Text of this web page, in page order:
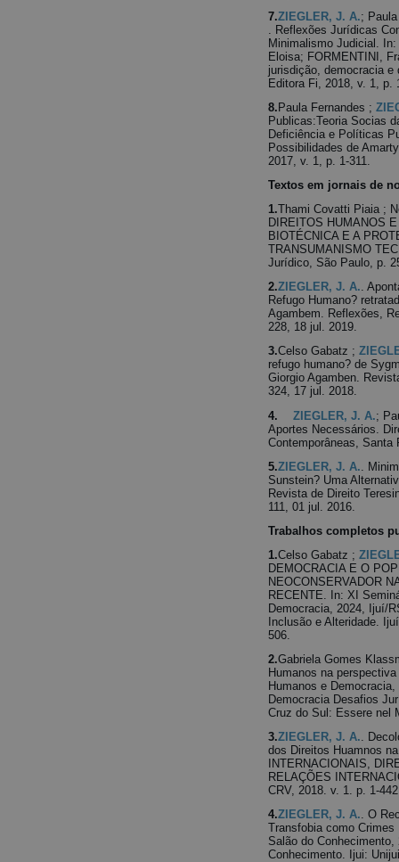
7.ZIEGLER, J. A.;
. Reflexões Jurídicas
Minimalismo Judicial.
Eloisa; FORMENTINI,
jurisdição, democracia e
Editora Fi, 2018, v. 1, p.
8. Paula Fernandes ;
Publicas:Teoria Socias
Deficiência e Políticas
Possibilidades de
2017, v. 1, p. 1-311.
Textos em jornais de
1.Thami Covatti Piaia ;
DIREITOS HUMANOS
BIOTÉCNICA E A
TRANSUMANISMO
Jurídico, São Paulo, p.
2.ZIEGLER, J. A..
Refugo Humano?
Agambem. Reflexões,
228, 18 jul. 2019.
3.Celso Gabatz ;
refugo humano? de
Giorgio Agamben.
324, 17 jul. 2018.
4.
ZIEGLER, J. A.;
Aportes Necessários.
Contemporâneas, Santa
5.ZIEGLER, J. A..
Sunstein? Uma
Revista de Direito
111, 01 jul. 2016.
Trabalhos completos
1.Celso Gabatz ;
DEMOCRACIA E O
NEOCONSERVADOR
RECENTE. In: XI
Democracia, 2024, Ijuí/
Inclusão e Alteridade.
506.
2.Gabriela Gomes
Humanos na
Humanos e
Democracia Desafios
Cruz do Sul: Essere nel
3.ZIEGLER, J. A..
dos Direitos Huamnos
INTERNACIONAIS,
RELAÇÕES
CRV, 2018. v. 1. p. 1-
4.ZIEGLER, J. A.. O
Transfobia como
Salão do
Conhecimento. Ijui: